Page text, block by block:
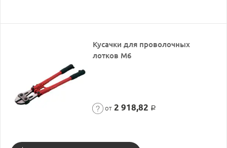
Кусачки для проволочных
лотков М6
от 2 918,82 Р